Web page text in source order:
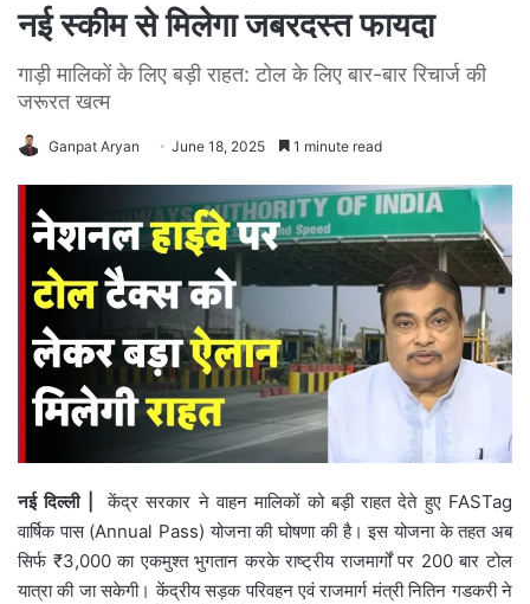
नई स्कीम से मिलेगा जबरदस्त फायदा
गाड़ी मालिकों के लिए बड़ी राहत: टोल के लिए बार-बार रिचार्ज की
जरूरत खत्म
Ganpat Aryan June 18, 2025 1 minute read
नई दिल्ली |
केंद्र सरकार ने वाहन मालिकों को बड़ी राहत देते हुए FASTag
वार्षिक पास (Annual Pass) योजना की घोषणा की है। इस योजना के तहत अब
सिर्फ ₹3,000 का एकमुश्त भुगतान करके राष्ट्रीय राजमार्गों पर 200 बार टोल
यात्रा की जा सकेगी। केंद्रीय सड़क परिवहन एवं राजमार्ग मंत्री नितिन गडकरी ने